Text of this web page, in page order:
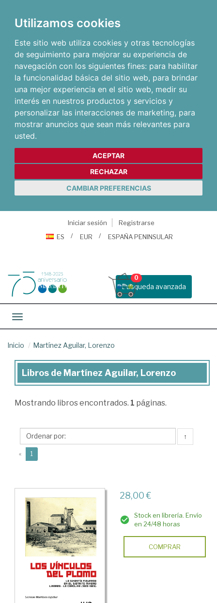
Utilizamos cookies
Este sitio web utiliza cookies y otras tecnologías
de seguimiento para mejorar su experiencia de
navegación con los siguientes fines: para habilitar
la funcionalidad básica del sitio web, para brindar
una mejor experiencia en el sitio web, medir su
interés en nuestros productos y servicios y
personalizar las interacciones de marketing, para
mostrar anuncios que sean más relevantes para
usted.
ACEPTAR
RECHAZAR
CAMBIAR PREFERENCIAS
Iniciar sesión
Registrarse
ES
EUR ESPAÑA PENINSULAR
Busqueda avanzada
0
Toggle navigation
Inicio Martínez Aguilar, Lorenzo
Libros
Martínez
Lorenzo
Libros de Martínez Aguilar, Lorenzo
Mostrando libros encontrados. 1 páginas.
↑
« 1
28,00 €
Stock en librería. Envío
en 24/48 horas
COMPRAR